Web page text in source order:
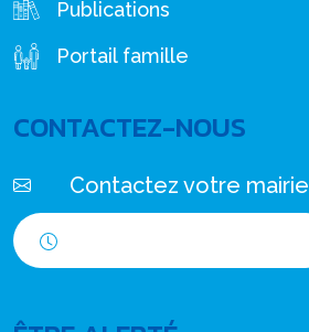
Publications
Portail famille
CONTACTEZ-NOUS
Contactez votre mairie